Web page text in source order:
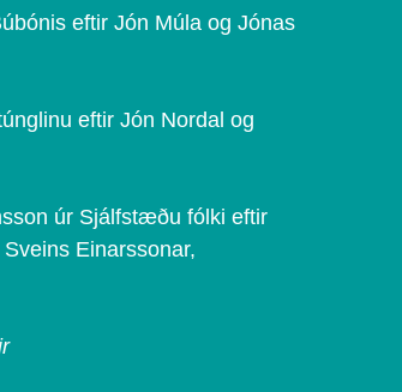
eftir Jón Múla og Jónas
eftir Jón Nordal og
úr Sjálfstæðu fólki eftir
Einarssonar,